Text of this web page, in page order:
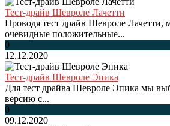
Тест-драйв Шевроле Лачетти
Проводя тест драйв Шевроле Лачетти,
очевидные положительные...
0
12.12.2020
Тест-драйв Шевроле Эпика
Для тест драйва Шевроле Эпика мы
версию с...
0
09.12.2020